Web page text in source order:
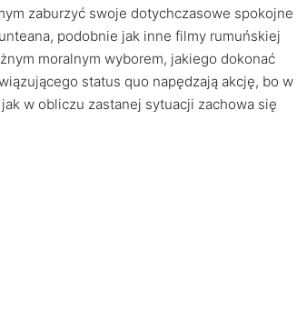
zaburzyć swoje dotychczasowe spokojne
podobnie jak inne filmy rumuńskiej
moralnym wyborem, jakiego dokonać
status quo napędzają akcję, bo w
w obliczu zastanej sytuacji zachowa się